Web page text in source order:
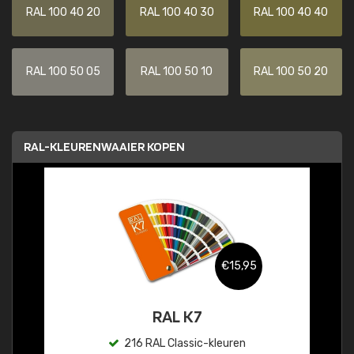
RAL 100 40 20 RAL 100 40 30 RAL 100 40 40
RAL 100 50 05 RAL 100 50 10 RAL 100 50 20
RAL-KLEURENWAAIER KOPEN
€15,95
RAL K7
216 RAL Classic-kleuren